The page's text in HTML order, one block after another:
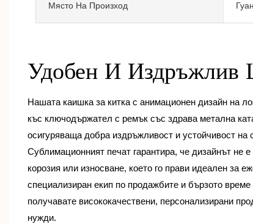
Място На Произход
Удобен И Издръжлив
Нашата каишка за китка с анимационен дизайн на
къс ключодържател с ремък със здрава метална
осигуряваща добра издръжливост и устойчивост на
Сублимационният печат гарантира, че дизайнът не
корозия или износване, което го прави идеален за
специализиран екип по продажбите и бързото време
получавате висококачествени, персонализирани
нужди.